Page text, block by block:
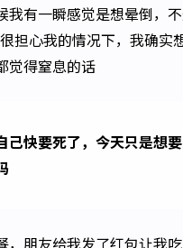
我有一瞬感觉是想晕倒，
担心我的情况下，我确实
觉得窒息的话
己快要死了，今天只是想
，朋友给我发了红包让我